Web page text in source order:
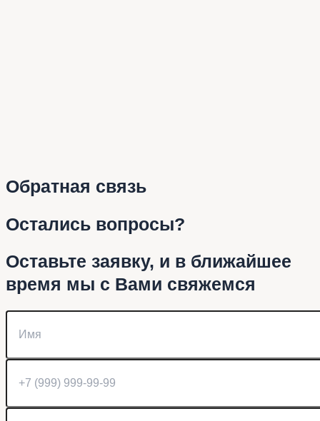
Обратная связь
Остались вопросы?
Оставьте заявку, и в ближайшее
время мы с Вами свяжемся